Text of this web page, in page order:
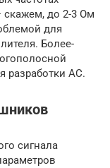
скажем, до 2-3 Ом
для
Более-
разработки АС.
сигнала